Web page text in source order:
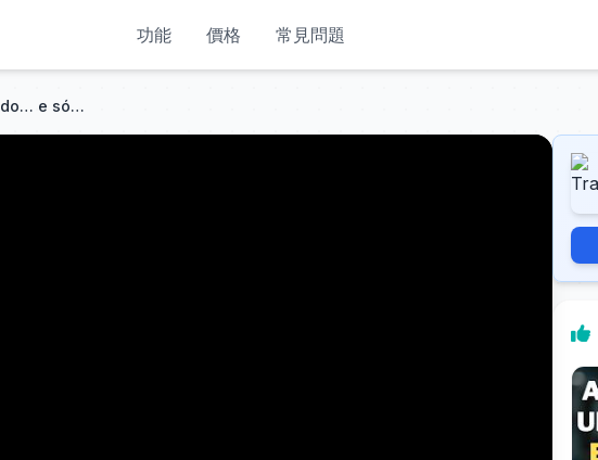
功能 價格 常見問題
Ela se casou com o homem errado… e só depois descobriu quem realmente a salvou!